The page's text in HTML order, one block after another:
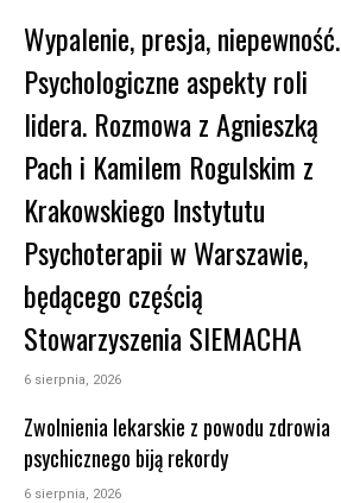
Wypalenie, presja, niepewność.
Psychologiczne aspekty roli
lidera. Rozmowa z Agnieszką
Pach i Kamilem Rogulskim z
Krakowskiego Instytutu
Psychoterapii w Warszawie,
będącego częścią
Stowarzyszenia SIEMACHA
6 sierpnia, 2026
Zwolnienia lekarskie z powodu zdrowia
psychicznego biją rekordy
6 sierpnia, 2026